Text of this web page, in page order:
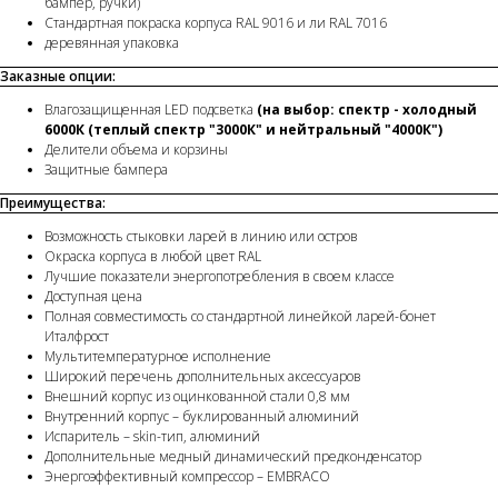
Стандартная покраска корпуса RAL 9016 и ли RAL 7016
деревянная упаковка
Заказные опции:
Влагозащищенная LED подсветка (на выбор: спектр - холодный
6000К (теплый спектр "3000К" и нейтральный "4000К")
Делители объема и корзины
Защитные бампера
Преимущества:
Возможность стыковки ларей в линию или остров
Окраска корпуса в любой цвет RAL
Лучшие показатели энергопотребления в своем классе
Доступная цена
Полная совместимость со стандартной линейкой ларей-бонет
Италфрост
Мультитемпературное исполнение
Широкий перечень дополнительных аксессуаров
Внешний корпус из оцинкованной стали 0,8 мм
Внутренний корпус – буклированный алюминий
Испаритель – skin-тип, алюминий
Дополнительные медный динамический предконденсатор
Энергоэффективный компрессор – EMBRACO